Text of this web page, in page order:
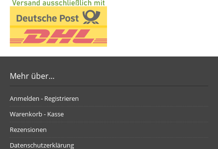
Mehr über...
Anmelden - Registrieren
Warenkorb - Kasse
Rezensionen
Datenschutzerklärung